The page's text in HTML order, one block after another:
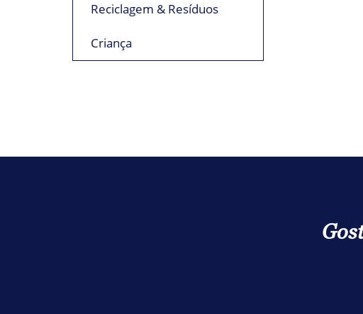
Reciclagem & Resíduos
Criança